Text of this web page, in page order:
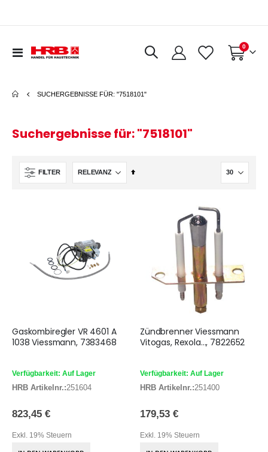
Navigation
Warenkorb
0Artikel
SUCHERGEBNISSE FÜR: "7518101"
Suchergebnisse für: "7518101"
FILTER
In
Gaskombiregler VR 4601 A
1038 Viessmann, 7383468
Verfügbarkeit: Auf Lager
HRB Artikelnr.:251604
823,45 €
Exkl. 19% Steuern
Zündbrenner Viessmann
Vitogas, Rexola..., 7822652
Verfügbarkeit: Auf Lager
HRB Artikelnr.:251400
179,53 €
Exkl. 19% Steuern